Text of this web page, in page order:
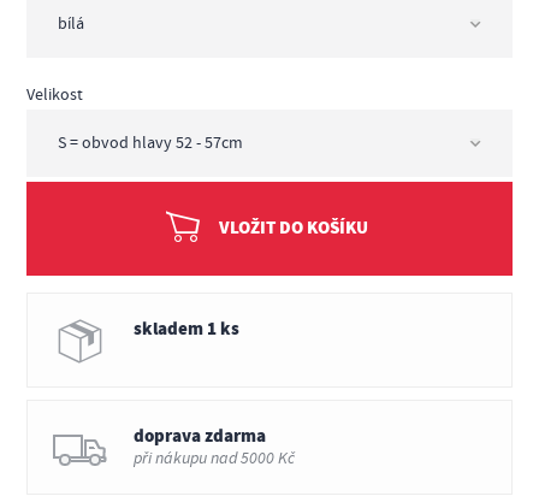
Velikost
VLOŽIT DO KOŠÍKU
skladem 1 ks
doprava zdarma
při nákupu nad 5000 Kč